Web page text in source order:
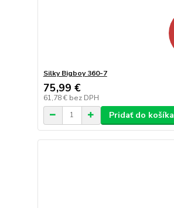
Silky Bigboy 360-7
75,99 €
61,78 € bez DPH
Pridať do košíka